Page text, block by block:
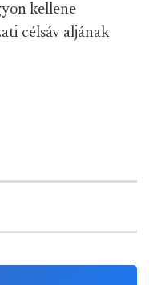
kellene
célsáv aljának